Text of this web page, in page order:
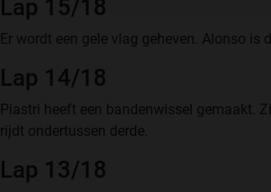
Lap 15/18
Er wordt een gele vlag geheven. Alonso is
Lap 14/18
Piastri heeft een bandenwissel gemaakt.
rijdt ondertussen derde.
Lap 13/18